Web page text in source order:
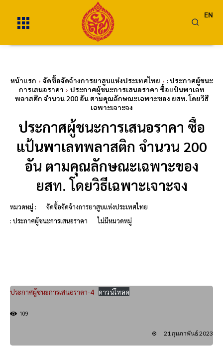
EN
หน้าแรก จัดซื้อจัดจ้างการยาสูบแห่งประเทศไทย
: ประกาศผู้ชนะ
การเสนอราคา
ประกาศผู้ชนะการเสนอราคา ซื้อแป้นพาเลท
พลาสติก จำนวน 200 อัน ตามคุณลักษณะเฉพาะของ ยสท. โดยวิธี
เฉพาะเจาะจง
ประกาศผู้ชนะการเสนอราคา ซื้อ
แป้นพาเลทพลาสติก จำนวน 200
อัน ตามคุณลักษณะเฉพาะของ
ยสท. โดยวิธีเฉพาะเจาะจง
หมวดหมู่ :
จัดซื้อจัดจ้างการยาสูบแห่งประเทศไทย
: ประกาศผู้ชนะการเสนอราคา
ไม่มีหมวดหมู่
ประกาศผู้ชนะการเสนอราคา-4 ดาวน์โหลด
109
21 กุมภาพันธ์ 2023